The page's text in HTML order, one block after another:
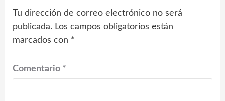
Tu dirección de correo electrónico no será
publicada. Los campos obligatorios están
marcados con *
Comentario *